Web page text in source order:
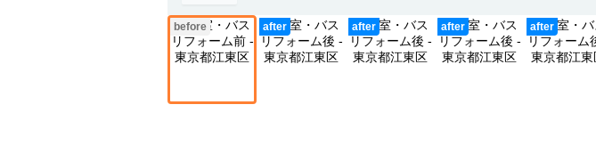
before after after after after